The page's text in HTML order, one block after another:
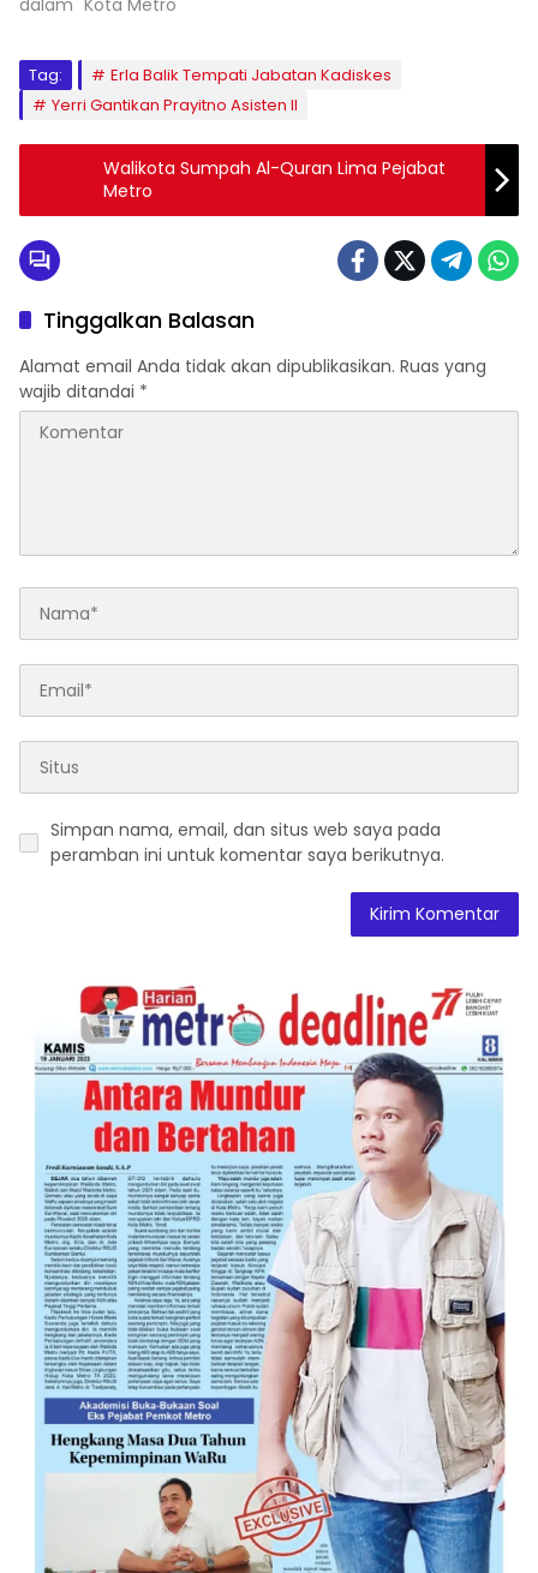
dalam "Kota Metro"
Tag:
Erla Balik Tempati Jabatan Kadiskes
Yerri Gantikan Prayitno Asisten II
Walikota Sumpah Al-Quran Lima Pejabat
Metro
Tinggalkan Balasan
Alamat email Anda tidak akan dipublikasikan. Ruas yang
wajib ditandai *
Simpan nama, email, dan situs web saya pada
peramban ini untuk komentar saya berikutnya.